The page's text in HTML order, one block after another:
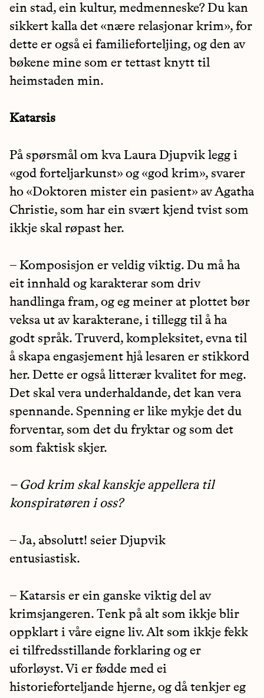
ein stad, ein kultur, medmenneske? Du kan
sikkert kalla det «nære relasjonar krim», for
dette er også ei familieforteljing, og den av
bøkene mine som er tettast knytt til
heimstaden min.
Katarsis
På spørsmål om kva Laura Djupvik legg i
«god forteljarkunst» og «god krim», svarer
ho «Doktoren mister ein pasient» av Agatha
Christie, som har ein svært kjend tvist som
ikkje skal røpast her.
– Komposisjon er veldig viktig. Du må ha
eit innhald og karakterar som driv
handlinga fram, og eg meiner at plottet bør
veksa ut av karakterane, i tillegg til å ha
godt språk. Truverd, kompleksitet, evna til
å skapa engasjement hjå lesaren er stikkord
her. Dette er også litterær kvalitet for meg.
Det skal vera underhaldande, det kan vera
spennande. Spenning er like mykje det du
forventar, som det du fryktar og som det
som faktisk skjer.
– God krim skal kanskje appellera til
konspiratøren i oss?
– Ja, absolutt! seier Djupvik
entusiastisk.
– Katarsis er ein ganske viktig del av
krimsjangeren. Tenk på alt som ikkje blir
oppklart i våre eigne liv. Alt som ikkje fekk
ei tilfredsstillande forklaring og er
uforløyst. Vi er fødde med ei
historieforteljande hjerne, og då tenkjer eg